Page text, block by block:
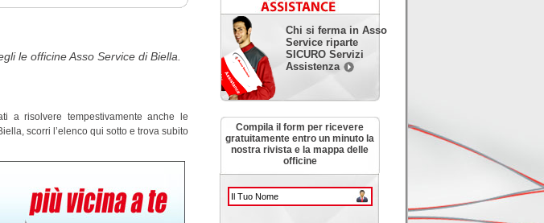
le officine Asso Service di Biella.
a risolvere tempestivamente anche le
scorri l’elenco qui sotto e trova subito
Chi si ferma in Asso
Service riparte
SICURO Servizi
Assistenza
Compila il form per ricevere
gratuitamente entro un minuto la
nostra rivista e la mappa delle
officine